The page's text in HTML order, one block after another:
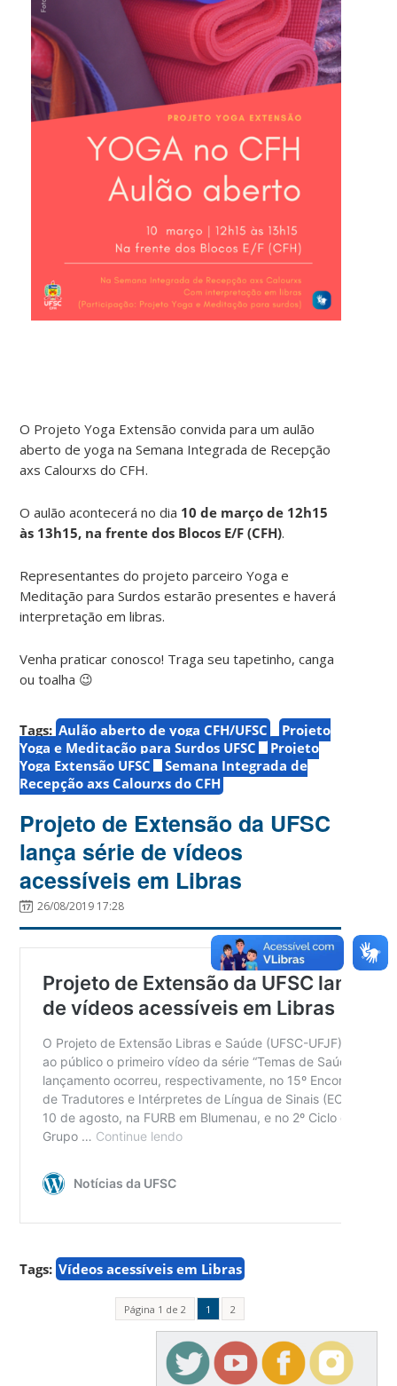
O Projeto Yoga Extensão convida para um aulão
aberto de yoga na Semana Integrada de Recepção
axs Calourxs do CFH.
O aulão acontecerá no dia 10 de março de 12h15
às 13h15, na frente dos Blocos E/F (CFH).
Representantes do projeto parceiro Yoga e
Meditação para Surdos estarão presentes e haverá
interpretação em libras.
Venha praticar conosco! Traga seu tapetinho, canga
ou toalha 😉
Tags: Aulão aberto de yoga CFH/UFSC
Projeto
Yoga e Meditação para Surdos UFSC
Projeto
Yoga Extensão UFSC
Semana Integrada de
Recepção axs Calourxs do CFH
Projeto de Extensão da UFSC
lança série de vídeos
acessíveis em Libras
26/08/2019 17:28
Tags: Vídeos acessíveis em Libras
Página 1 de 2 1 2